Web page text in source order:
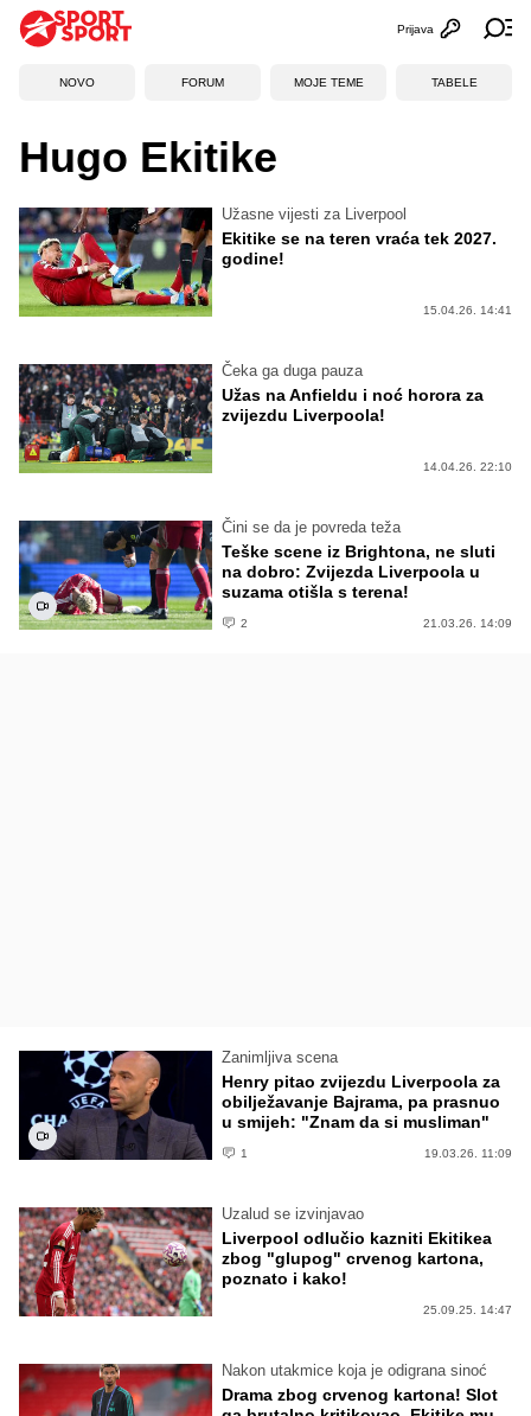
Otvori
Prijava
NOVO FORUM MOJE TEME TABELE
Hugo Ekitike
Užasne vijesti za Liverpool
Ekitike se na teren vraća tek 2027.
godine!
15.04.26. 14:41
Čeka ga duga pauza
Užas na Anfieldu i noć horora za
zvijezdu Liverpoola!
14.04.26. 22:10
Čini se da je povreda teža
Teške scene iz Brightona, ne sluti
na dobro: Zvijezda Liverpoola u
suzama otišla s terena!
2 21.03.26. 14:09
Zanimljiva scena
Henry pitao zvijezdu Liverpoola za
obilježavanje Bajrama, pa prasnuo
u smijeh: "Znam da si musliman"
1 19.03.26. 11:09
Uzalud se izvinjavao
Liverpool odlučio kazniti Ekitikea
zbog "glupog" crvenog kartona,
poznato i kako!
25.09.25. 14:47
Nakon utakmice koja je odigrana sinoć
Drama zbog crvenog kartona! Slot